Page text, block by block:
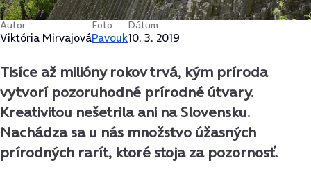
Autor
Viktória Mirvajová
Foto
Pavouk
Dátum
10. 3. 2019
Tisíce až milióny rokov trvá, kým príroda
vytvorí pozoruhodné prírodné útvary.
Kreativitou nešetrila ani na Slovensku.
Nachádza sa u nás množstvo úžasných
prírodných rarít, ktoré stoja za pozornosť.